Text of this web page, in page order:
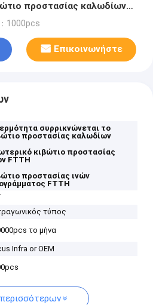
προστασίας καλωδίων
1000pcs
Επικοινωνήστε
συρρικνώνεται το
προστασίας καλωδίων
κιβώτιο προστασίας
FTTH
προστασίας ινών
FTTH
τύπος
το μήνα
Infra or OEM